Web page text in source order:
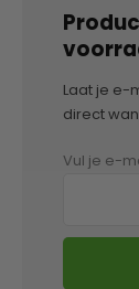
Laat je e-
direct
Vul je e-